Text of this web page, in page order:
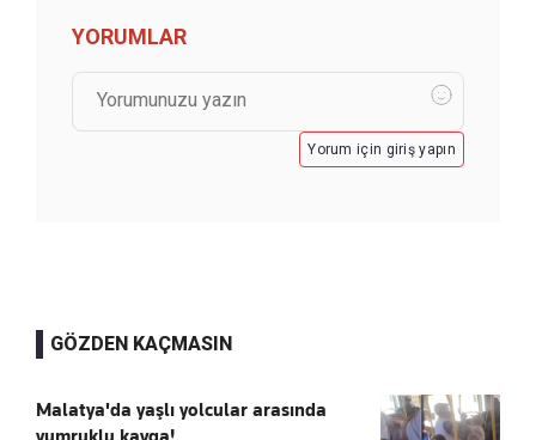
YORUMLAR
Yorum için giriş yapın
GÖZDEN KAÇMASIN
Malatya'da yaşlı yolcular arasında